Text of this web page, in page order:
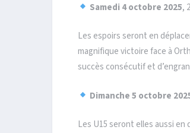
Samedi 4 octobre 2025,
Les espoirs seront en
magnifique victoire face à
succès consécutif et
Dimanche 5 octobre
Les U15 seront elles aussi